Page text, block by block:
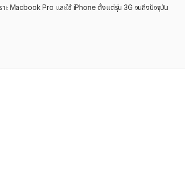
Macbook Pro และใช้ iPhone ตั้งแต่รุ่น 3G จนถึงปัจจุบัน